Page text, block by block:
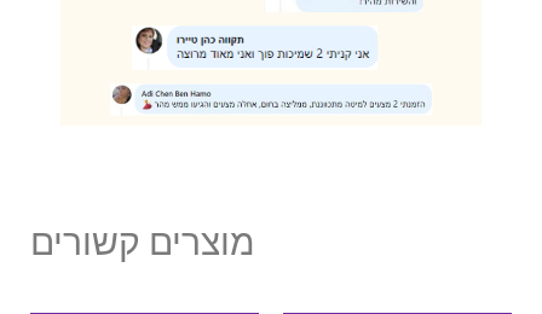
מוצרים קשורים